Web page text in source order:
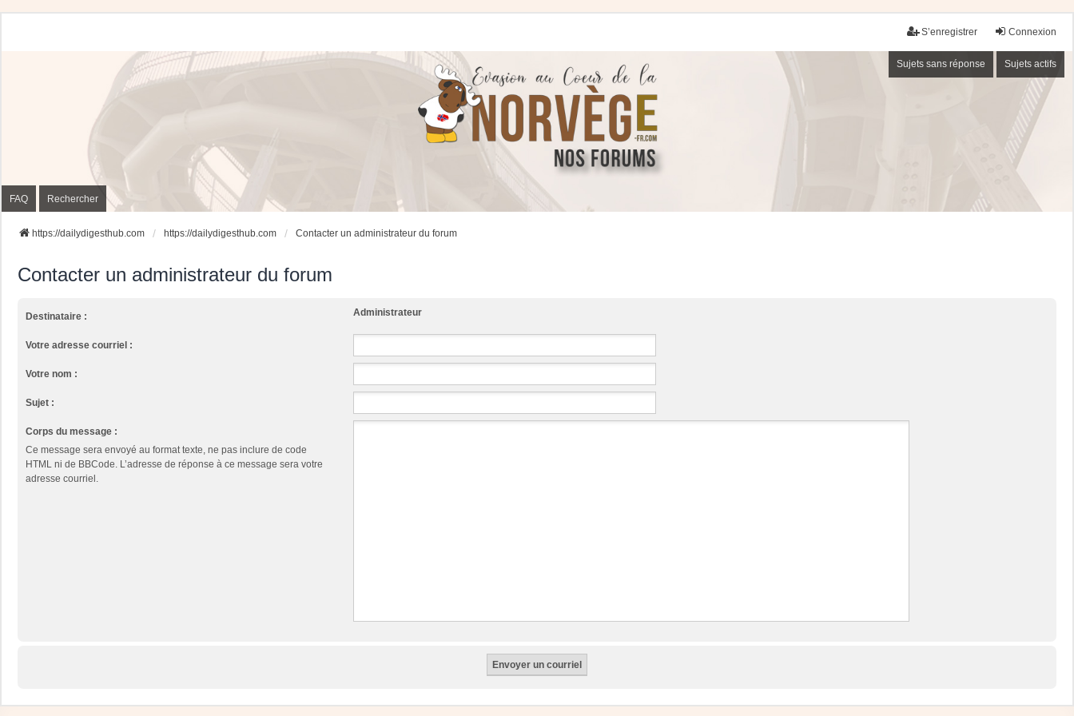
Connexion
S’enregistrer
Sujets sans réponse Sujets actifs
FAQ Rechercher
https://dailydigesthub.com https://dailydigesthub.com Contacter un administrateur du forum
Contacter un administrateur du forum
Destinataire : Administrateur
Votre adresse courriel :
Votre nom :
Sujet :
Corps du message :
Ce message sera envoyé au format texte, ne pas inclure de code
HTML ni de BBCode. L’adresse de réponse à ce message sera votre
adresse courriel.